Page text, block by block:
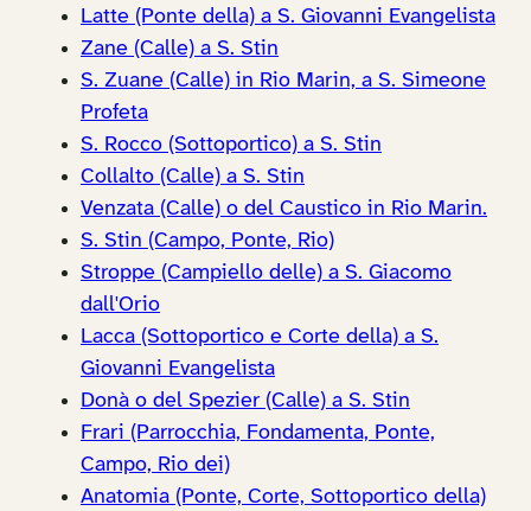
Latte (Ponte della) a S. Giovanni Evangelista
Zane (Calle) a S. Stin
S. Zuane (Calle) in Rio Marin, a S. Simeone
Profeta
S. Rocco (Sottoportico) a S. Stin
Collalto (Calle) a S. Stin
Venzata (Calle) o del Caustico in Rio Marin.
S. Stin (Campo, Ponte, Rio)
Stroppe (Campiello delle) a S. Giacomo
dall'Orio
Lacca (Sottoportico e Corte della) a S.
Giovanni Evangelista
Donà o del Spezier (Calle) a S. Stin
Frari (Parrocchia, Fondamenta, Ponte,
Campo, Rio dei)
Anatomia (Ponte, Corte, Sottoportico della)